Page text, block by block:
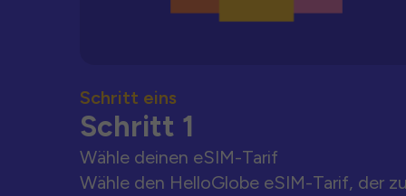
Schritt eins
Schritt 1
Wähle deinen eSIM-Tarif
Wähle den HelloGlobe eSIM-Tarif, der